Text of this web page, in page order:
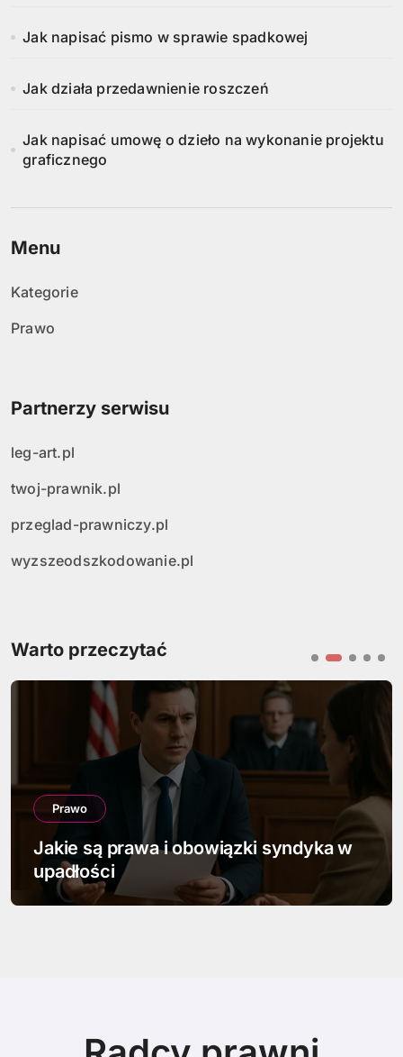
Jak napisać pismo w sprawie spadkowej
Jak działa przedawnienie roszczeń
Jak napisać umowę o dzieło na wykonanie projektu
graficznego
Menu
Kategorie
Prawo
Partnerzy serwisu
leg-art.pl
twoj-prawnik.pl
przeglad-prawniczy.pl
wyzszeodszkodowanie.pl
Warto przeczytać
Prawo
Jak napisać pismo w sprawie
spadkowej